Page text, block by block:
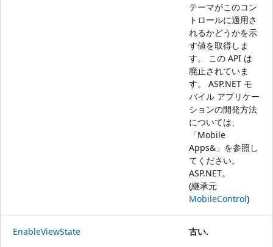
テーマがこのコン
トロールに適用さ
れるかどうかを示
す値を取得しま
す。 この API は
廃止されていま
す。 ASP.NET モ
バイル アプリケー
ションの開発方法
については、
「Mobile
Apps&」を参照し
てください。
ASP.NET。
(継承元
MobileControl)
EnableViewState
古い.